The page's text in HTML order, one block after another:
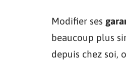
Modifier ses
beaucoup plus
depuis chez soi,